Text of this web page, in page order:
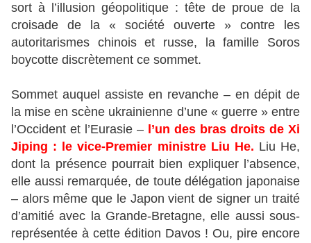
sort à l’illusion géopolitique : tête de proue de la
croisade de la « société ouverte » contre les
autoritarismes chinois et russe, la famille Soros
boycotte discrètement ce sommet.
Sommet auquel assiste en revanche – en dépit de
la mise en scène ukrainienne d’une « guerre » entre
l’Occident et l’Eurasie – l’un des bras droits de Xi
Jiping : le vice-Premier ministre Liu He. Liu He,
dont la présence pourrait bien expliquer l’absence,
elle aussi remarquée, de toute délégation japonaise
– alors même que le Japon vient de signer un traité
d’amitié avec la Grande-Bretagne, elle aussi sous-
représentée à cette édition Davos ! Ou, pire encore